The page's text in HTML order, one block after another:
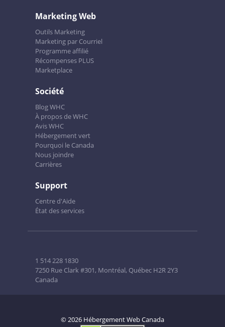
Marketing Web
Outils Marketing
Marketing par Courriel
Programme affilié
Récompenses PLUS
Marketplace
Société
Blog WHC
À propos de WHC
Avis WHC
Hébergement vert
Pourquoi le Canada
Nous joindre
Carrières
Support
Centre d'Aide
État des services
1 514 228 1830
7250 Rue Clark #301, Montréal, Québec H2R 2Y3
Canada
© 2026 Hébergement Web Canada